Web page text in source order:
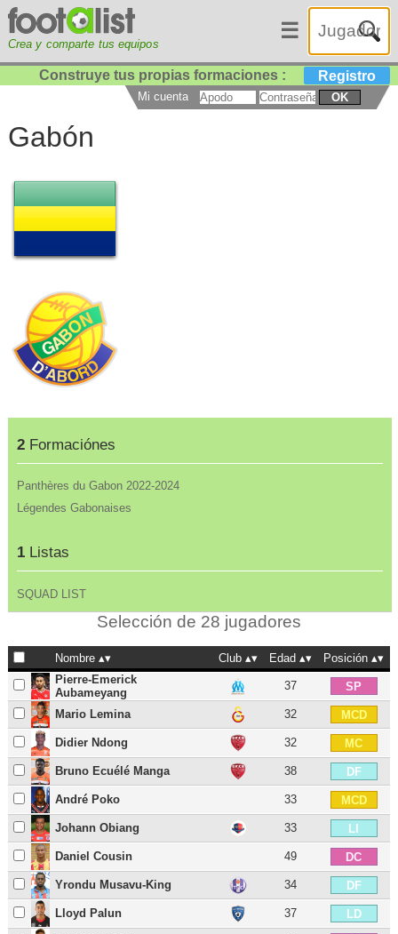
Crea y comparte tus equipos
☰
Construye tus propias formaciones : Registro
Mi cuenta OK
Gabón
2Formaciónes
Panthères du Gabon 2022-2024
Légendes Gabonaises
1Listas
SQUAD LIST
Selección de 28 jugadores
Nombre Club Edad
Posición
Pierre-Emerick
Aubameyang
37 SP
Mario Lemina 32 MCD
Didier Ndong 32 MC
Bruno Ecuélé Manga 38 DF
André Poko 33 MCD
Johann Obiang 33 LI
Daniel Cousin 49 DC
Yrondu Musavu-King 34 DF
Lloyd Palun 37 LD